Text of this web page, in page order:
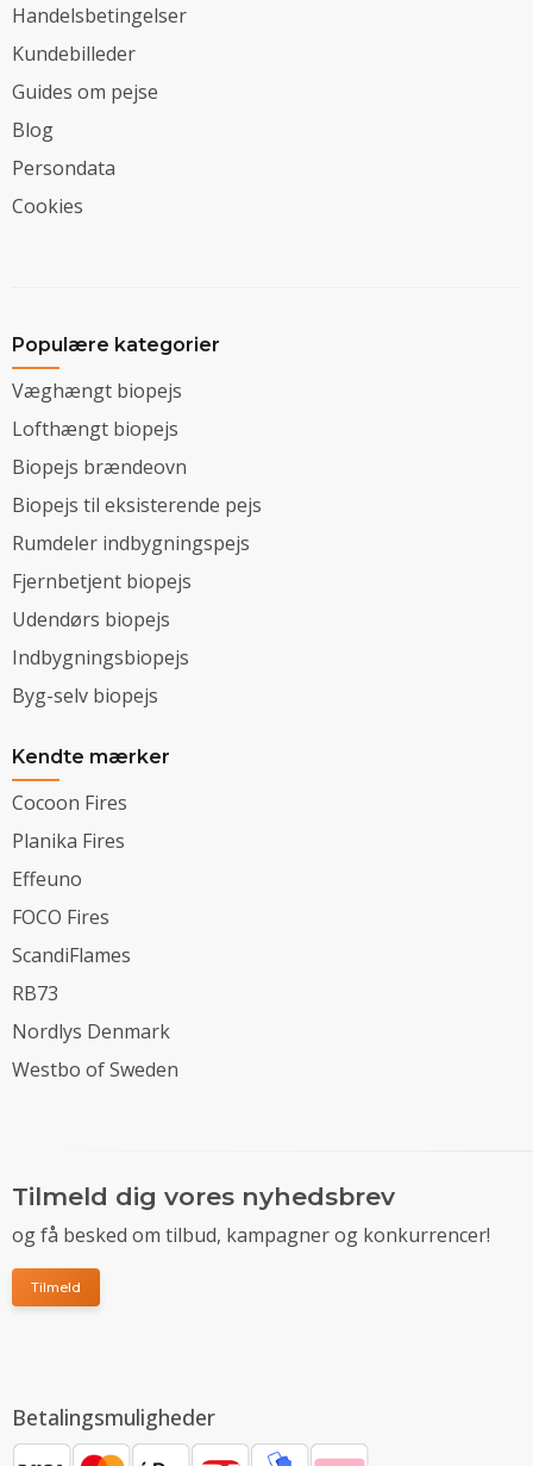
Handelsbetingelser
Kundebilleder
Guides om pejse
Blog
Persondata
Cookies
Populære kategorier
Væghængt biopejs
Lofthængt biopejs
Biopejs brændeovn
Biopejs til eksisterende pejs
Rumdeler indbygningspejs
Fjernbetjent biopejs
Udendørs biopejs
Indbygningsbiopejs
Byg-selv biopejs
Kendte mærker
Cocoon Fires
Planika Fires
Effeuno
FOCO Fires
ScandiFlames
RB73
Nordlys Denmark
Westbo of Sweden
Tilmeld dig vores nyhedsbrev
og få besked om tilbud, kampagner og konkurrencer!
Tilmeld
Betalingsmuligheder